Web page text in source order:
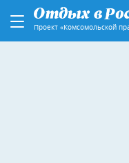
Проект «Комсомольской